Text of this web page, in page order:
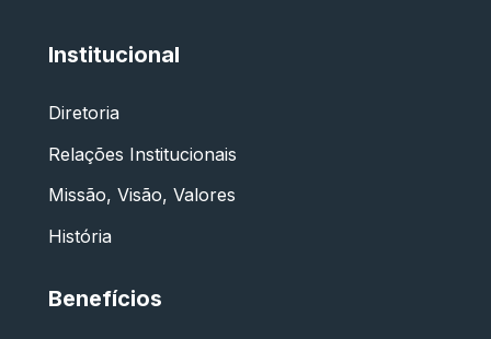
Institucional
Diretoria
Relações Institucionais
Missão, Visão, Valores
História
Benefícios